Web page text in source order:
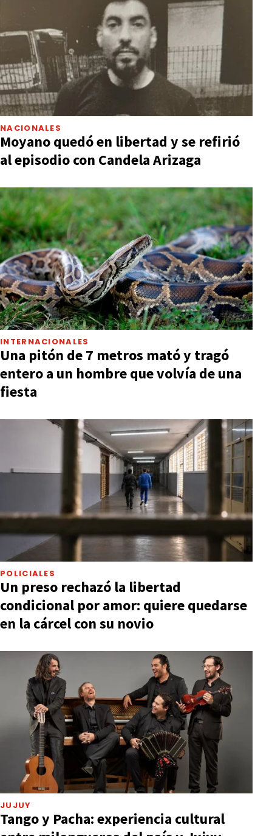
NACIONALES
Moyano quedó en libertad y se refirió
al episodio con Candela Arizaga
INTERNACIONALES
Una pitón de 7 metros mató y tragó
entero a un hombre que volvía de una
fiesta
POLICIALES
Un preso rechazó la libertad
condicional por amor: quiere quedarse
en la cárcel con su novio
JUJUY
Tango y Pacha: experiencia cultural